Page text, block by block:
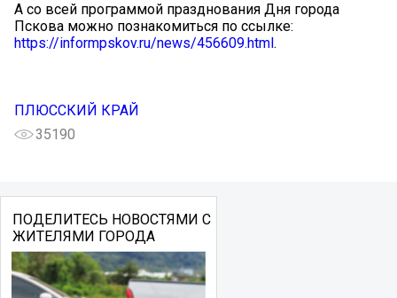
А со всей программой празднования Дня города
Пскова можно познакомиться по ссылке:
https://informpskov.ru/news/456609.html .
ПЛЮССКИЙ КРАЙ
35190
ПОДЕЛИТЕСЬ НОВОСТЯМИ С
ЖИТЕЛЯМИ ГОРОДА